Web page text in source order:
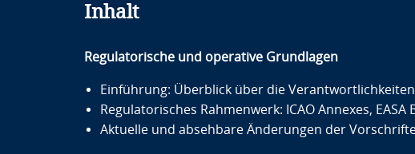
Inhalt
Regulatorische und operative Grundlagen
Einführung: Überblick über die
Regulatorisches Rahmenwerk: ICAO Annexes,
Aktuelle und absehbare Änderungen der